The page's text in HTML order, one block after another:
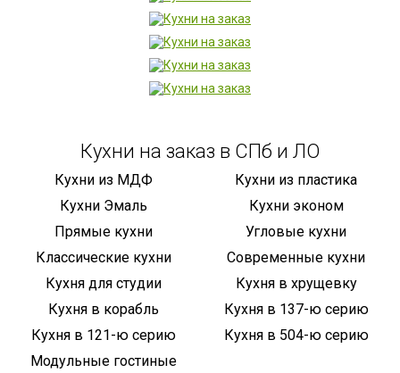
Кухни на заказ в СПб и ЛО
Кухни из МДФ
Кухни из пластика
Кухни Эмаль
Кухни эконом
Прямые кухни
Угловые кухни
Классические кухни
Современные кухни
Кухня для студии
Кухня в хрущевку
Кухня в корабль
Кухня в 137-ю серию
Кухня в 121-ю серию
Кухня в 504-ю серию
Модульные гостиные